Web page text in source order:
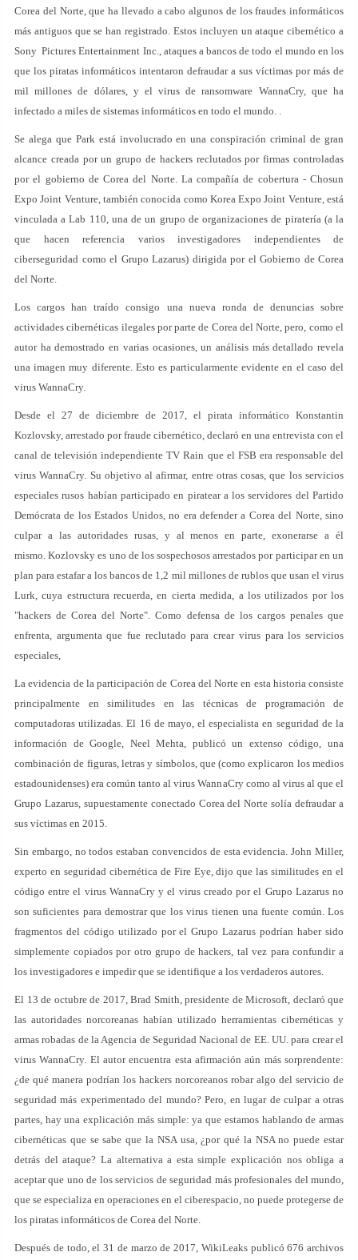
Corea del Norte, que ha llevado a cabo algunos de los fraudes informáticos
más antiguos que se han registrado. Estos incluyen un ataque cibernético a
Sony Pictures Entertainment Inc., ataques a bancos de todo el mundo en los
que los piratas informáticos intentaron defraudar a sus víctimas por más de
mil millones de dólares, y el virus de ransomware WannaCry, que ha
infectado a miles de sistemas informáticos en todo el mundo. .
Se alega que Park está involucrado en una conspiración criminal de gran
alcance creada por un grupo de hackers reclutados por firmas controladas
por el gobierno de Corea del Norte. La compañía de cobertura - Chosun
Expo Joint Venture, también conocida como Korea Expo Joint Venture, está
vinculada a Lab 110, una de un grupo de organizaciones de piratería (a la
que hacen referencia varios investigadores independientes de
ciberseguridad como el Grupo Lazarus) dirigida por el Gobierno de Corea
del Norte.
Los cargos han traído consigo una nueva ronda de denuncias sobre
actividades cibernéticas ilegales por parte de Corea del Norte, pero, como el
autor ha demostrado en varias ocasiones, un análisis más detallado revela
una imagen muy diferente. Esto es particularmente evidente en el caso del
virus WannaCry.
Desde el 27 de diciembre de 2017, el pirata informático Konstantin
Kozlovsky, arrestado por fraude cibernético, declaró en una entrevista con el
canal de televisión independiente TV Rain que el FSB era responsable del
virus WannaCry. Su objetivo al afirmar, entre otras cosas, que los servicios
especiales rusos habían participado en piratear a los servidores del Partido
Demócrata de los Estados Unidos, no era defender a Corea del Norte, sino
culpar a las autoridades rusas, y al menos en parte, exonerarse a él
mismo. Kozlovsky es uno de los sospechosos arrestados por participar en un
plan para estafar a los bancos de 1,2 mil millones de rublos que usan el virus
Lurk, cuya estructura recuerda, en cierta medida, a los utilizados por los
"hackers de Corea del Norte". Como defensa de los cargos penales que
enfrenta, argumenta que fue reclutado para crear virus para los servicios
especiales,
La evidencia de la participación de Corea del Norte en esta historia consiste
principalmente en similitudes en las técnicas de programación de
computadoras utilizadas. El 16 de mayo, el especialista en seguridad de la
información de Google, Neel Mehta, publicó un extenso código, una
combinación de figuras, letras y símbolos, que (como explicaron los medios
estadounidenses) era común tanto al virus WannaCry como al virus al que el
Grupo Lazarus, supuestamente conectado Corea del Norte solía defraudar a
sus víctimas en 2015.
Sin embargo, no todos estaban convencidos de esta evidencia. John Miller,
experto en seguridad cibernética de Fire Eye, dijo que las similitudes en el
código entre el virus WannaCry y el virus creado por el Grupo Lazarus no
son suficientes para demostrar que los virus tienen una fuente común. Los
fragmentos del código utilizado por el Grupo Lazarus podrían haber sido
simplemente copiados por otro grupo de hackers, tal vez para confundir a
los investigadores e impedir que se identifique a los verdaderos autores.
El 13 de octubre de 2017, Brad Smith, presidente de Microsoft, declaró que
las autoridades norcoreanas habían utilizado herramientas cibernéticas y
armas robadas de la Agencia de Seguridad Nacional de EE. UU. para crear el
virus WannaCry. El autor encuentra esta afirmación aún más sorprendente:
¿de qué manera podrían los hackers norcoreanos robar algo del servicio de
seguridad más experimentado del mundo? Pero, en lugar de culpar a otras
partes, hay una explicación más simple: ya que estamos hablando de armas
cibernéticas que se sabe que la NSA usa, ¿por qué la NSA no puede estar
detrás del ataque? La alternativa a esta simple explicación nos obliga a
aceptar que uno de los servicios de seguridad más profesionales del mundo,
que se especializa en operaciones en el ciberespacio, no puede protegerse de
los piratas informáticos de Corea del Norte.
Después de todo, el 31 de marzo de 2017, WikiLeaks publicó 676 archivos